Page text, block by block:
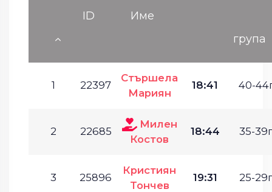
ID
Име
група
1 22397
Стършела
Мариян
18:41 40-
2 22685
Милен
Костов
18:44 35-
3 25896
Кристиян
Тончев
19:31 25-